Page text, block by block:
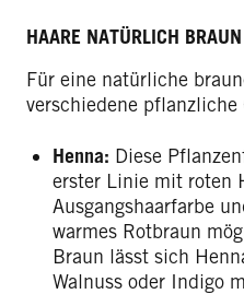
HAARE NATÜRLICH
Für eine natürliche
verschiedene pflanzliche
Henna: Diese
erster Linie mit roten
Ausgangshaarfarbe
warmes Rotbraun
Braun lässt sich
Walnuss oder Indigo